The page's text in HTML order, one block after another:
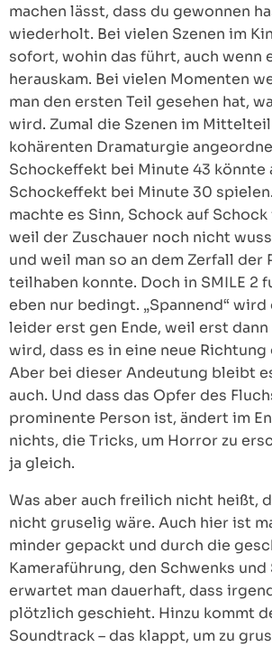
machen lässt, dass du gewonnen
wiederholt. Bei vielen Szenen im
sofort, wohin das führt, auch wenn
herauskam. Bei vielen Momenten
man den ersten Teil gesehen hat,
wird. Zumal die Szenen im
kohärenten Dramaturgie
Schockeffekt bei Minute 43 könnte
Schockeffekt bei Minute 30
machte es Sinn, Schock auf
weil der Zuschauer noch nicht
und weil man so an dem Zerfall der
teilhaben konnte. Doch in SMILE 2
eben nur bedingt. „Spannend“
leider erst gen Ende, weil erst
wird, dass es in eine neue Richtung
Aber bei dieser Andeutung bleibt
auch. Und dass das Opfer des
prominente Person ist, ändert im
nichts, die Tricks, um Horror zu
ja gleich.
Was aber auch freilich nicht heißt,
nicht gruselig wäre. Auch hier ist
minder gepackt und durch die
Kameraführung, den Schwenks
erwartet man dauerhaft, dass
plötzlich geschieht. Hinzu kommt
Soundtrack – das klappt, um zu